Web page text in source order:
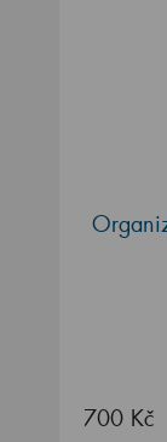
700 Kč